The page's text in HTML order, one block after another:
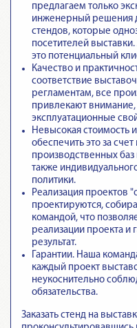
предлагаем только
инженерный решения
стендов, которые
посетителей
это потенциальный
Качество и
соответствие
регламентам, все
привлекают
эксплуатационные
Невысокая
обеспечить это за
производственных
также
политики.
Реализация проектов
проектируются,
командой, что
реализации проекта и
результат.
Гарантии. Наша
каждый проект
неукоснительно
обязательства.
Заказать стенд на